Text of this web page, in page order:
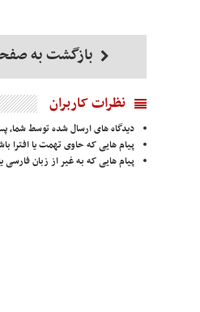
بازگشت به
نظرات کاربران
دیدگاه های ارسال شده توسط
پیام هایی که حاوی تهمت یا افترا
پیام هایی که به غیر از زبان